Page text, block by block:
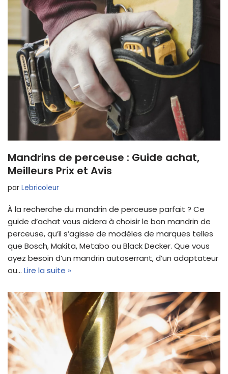
Mandrins de perceuse : Guide achat,
Meilleurs Prix et Avis
par Lebricoleur
À la recherche du mandrin de perceuse parfait ? Ce
guide d’achat vous aidera à choisir le bon mandrin de
perceuse, qu’il s’agisse de modèles de marques telles
que Bosch, Makita, Metabo ou Black Decker. Que vous
ayez besoin d’un mandrin autoserrant, d’un adaptateur
ou… Lire la suite »